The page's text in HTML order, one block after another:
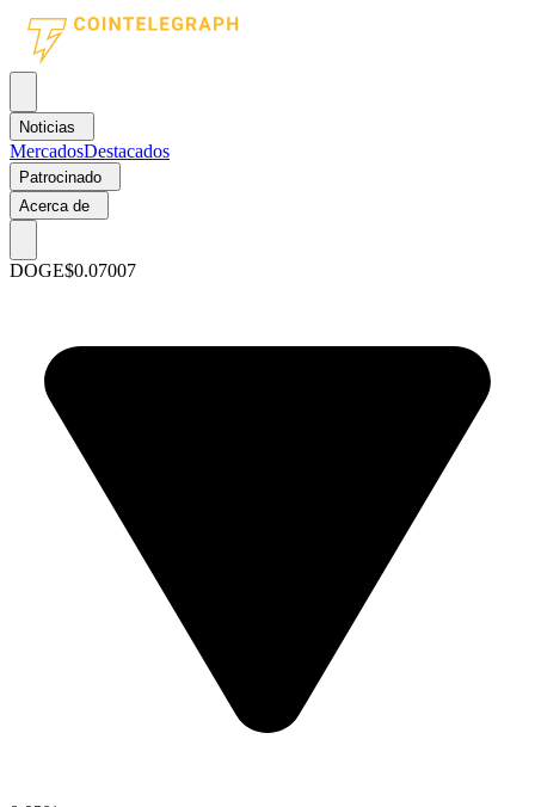
Noticias
MercadosDestacados
Patrocinado
Acerca de
DOGE$0.07007